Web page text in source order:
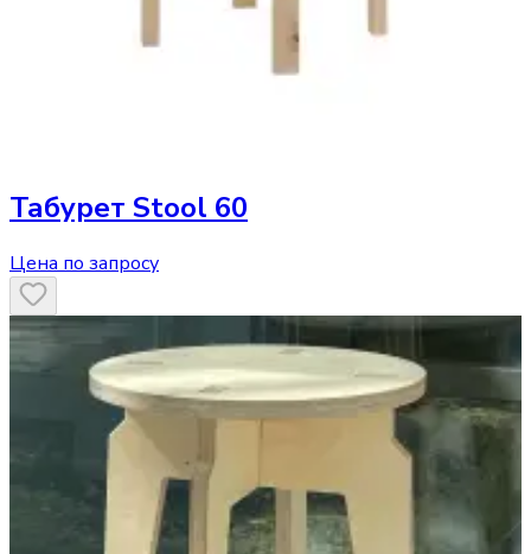
Табурет Stool 60
Цена по запросу